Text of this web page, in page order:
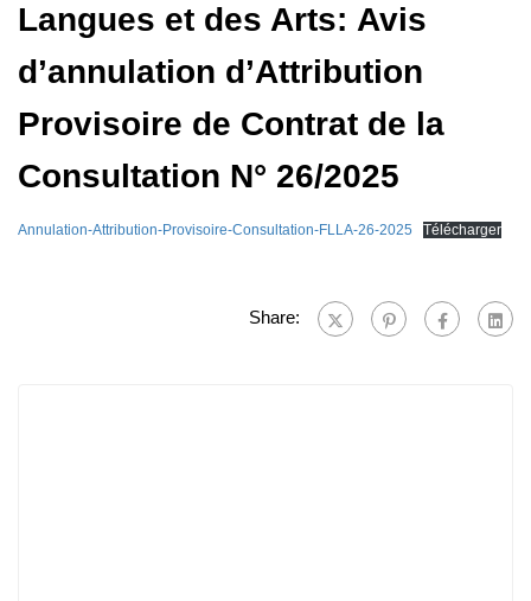
Langues et des Arts: Avis
d’annulation d’Attribution
Provisoire de Contrat de la
Consultation N° 26/2025
Annulation-Attribution-Provisoire-Consultation-FLLA-26-2025 Télécharger
Share: